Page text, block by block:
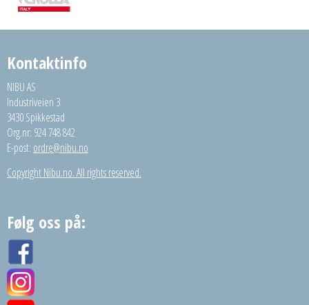
Kontaktinfo
NIBU AS
Industriveien 3
3430 Spikkestad
Org.nr: 924 748 842
E-post: ordre@nibu.no
Copyright Nibu.no. All rights reserved.
Følg oss på: